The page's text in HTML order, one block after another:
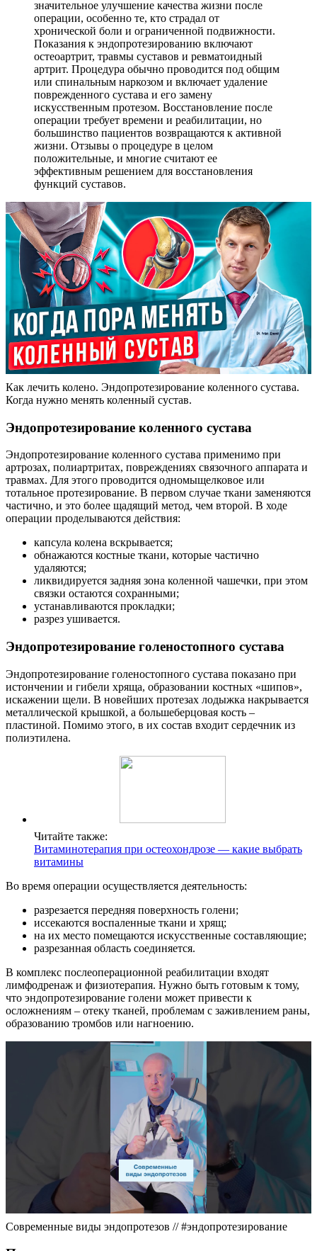
значительное улучшение качества жизни после
операции, особенно те, кто страдал от
хронической боли и ограниченной подвижности.
Показания к эндопротезированию включают
остеоартрит, травмы суставов и ревматоидный
артрит. Процедура обычно проводится под общим
или спинальным наркозом и включает удаление
поврежденного сустава и его замену
искусственным протезом. Восстановление после
операции требует времени и реабилитации, но
большинство пациентов возвращаются к активной
жизни. Отзывы о процедуре в целом
положительные, и многие считают ее
эффективным решением для восстановления
функций суставов.
Как лечить колено. Эндопротезирование коленного сустава.
Когда нужно менять коленный сустав.
Эндопротезирование коленного сустава
Эндопротезирование коленного сустава применимо при
артрозах, полиартритах, повреждениях связочного аппарата и
травмах. Для этого проводится одномыщелковое или
тотальное протезирование. В первом случае ткани заменяются
частично, и это более щадящий метод, чем второй. В ходе
операции проделываются действия:
капсула колена вскрывается;
обнажаются костные ткани, которые частично
удаляются;
ликвидируется задняя зона коленной чашечки, при этом
связки остаются сохранными;
устанавливаются прокладки;
разрез ушивается.
Эндопротезирование голеностопного сустава
Эндопротезирование голеностопного сустава показано при
истончении и гибели хряща, образовании костных «шипов»,
искажении щели. В новейших протезах лодыжка накрывается
металлической крышкой, а большеберцовая кость –
пластиной. Помимо этого, в их состав входит сердечник из
полиэтилена.
Читайте также:
Витаминотерапия при остеохондрозе — какие выбрать
витамины
Во время операции осуществляется деятельность:
разрезается передняя поверхность голени;
иссекаются воспаленные ткани и хрящ;
на их место помещаются искусственные составляющие;
разрезанная область соединяется.
В комплекс послеоперационной реабилитации входят
лимфодренаж и физиотерапия. Нужно быть готовым к тому,
что эндопротезирование голени может привести к
осложнениям – отеку тканей, проблемам с заживлением раны,
образованию тромбов или нагноению.
Современные виды эндопротезов // #эндопротезирование